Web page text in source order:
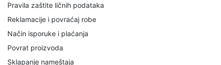
Pravila zaštite ličnih podataka
Reklamacije i povraćaj robe
Način isporuke i plaćanja
Povrat proizvoda
Sklapanje nameštaja